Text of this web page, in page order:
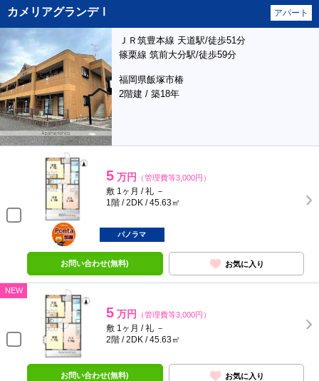
カメリアグランデⅠ アパート
ＪＲ筑豊本線 天道駅/徒歩51分
篠栗線 筑前大分駅/徒歩59分
福岡県飯塚市椿
2階建 / 築18年
5 万円 （管理費等3,000円）
敷 1ヶ月 / 礼 －
1階 / 2DK / 45.63㎡
ポンタ
部屋
パノラマ
お問い合わせ(無料) お気に入り
NEW
5 万円 （管理費等3,000円）
敷 1ヶ月 / 礼 －
2階 / 2DK / 45.63㎡
お問い合わせ(無料) お気に入り